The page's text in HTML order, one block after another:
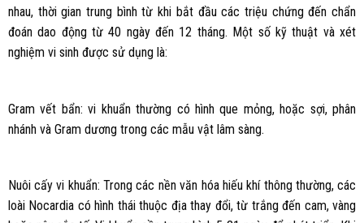
nhau, thời gian trung bình từ khi bắt đầu các triệu chứng đến chẩn
đoán dao động từ 40 ngày đến 12 tháng. Một số kỹ thuật và xét
nghiệm vi sinh được sử dụng là:
Gram vết bẩn: vi khuẩn thường có hình que mỏng, hoặc sợi, phân
nhánh và Gram dương trong các mẫu vật lâm sàng.
Nuôi cấy vi khuẩn: Trong các nền văn hóa hiếu khí thông thường, các
loài Nocardia có hình thái thuộc địa thay đổi, từ trắng đến cam, vàng